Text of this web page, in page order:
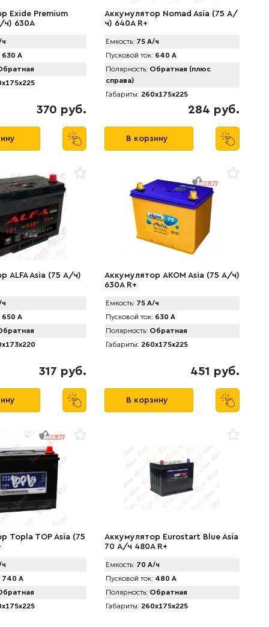
Exide Premium
ч) 630A
630 А
370 руб.
Аккумулятор Nomad Asia (75 А/
ч) 640A R+
Емкость: 75 А/ч
Пусковой ток: 640 А
Полярность: Обратная (плюс
справа)
Габариты: 260x175x225
284 руб.
В корзину
АLFA Asia (75 А/ч)
650 А
317 руб.
Аккумулятор AKOM Asia (75 А/ч)
630A R+
Емкость: 75 А/ч
Пусковой ток: 630 А
Полярность: Обратная
Габариты: 260x175x225
451 руб.
В корзину
Topla TOP Asia (75
740 А
Аккумулятор Eurostart Blue Asia
70 А/ч 480A R+
Емкость: 70 А/ч
Пусковой ток: 480 А
Полярность: Обратная
Габариты: 260x175x225